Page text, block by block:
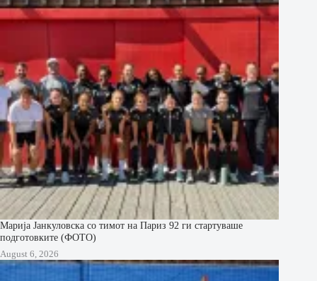
Марија Јанкуловска со тимот на Париз 92 ги стартуваше
подготовките (ФОТО)
August 6, 2026